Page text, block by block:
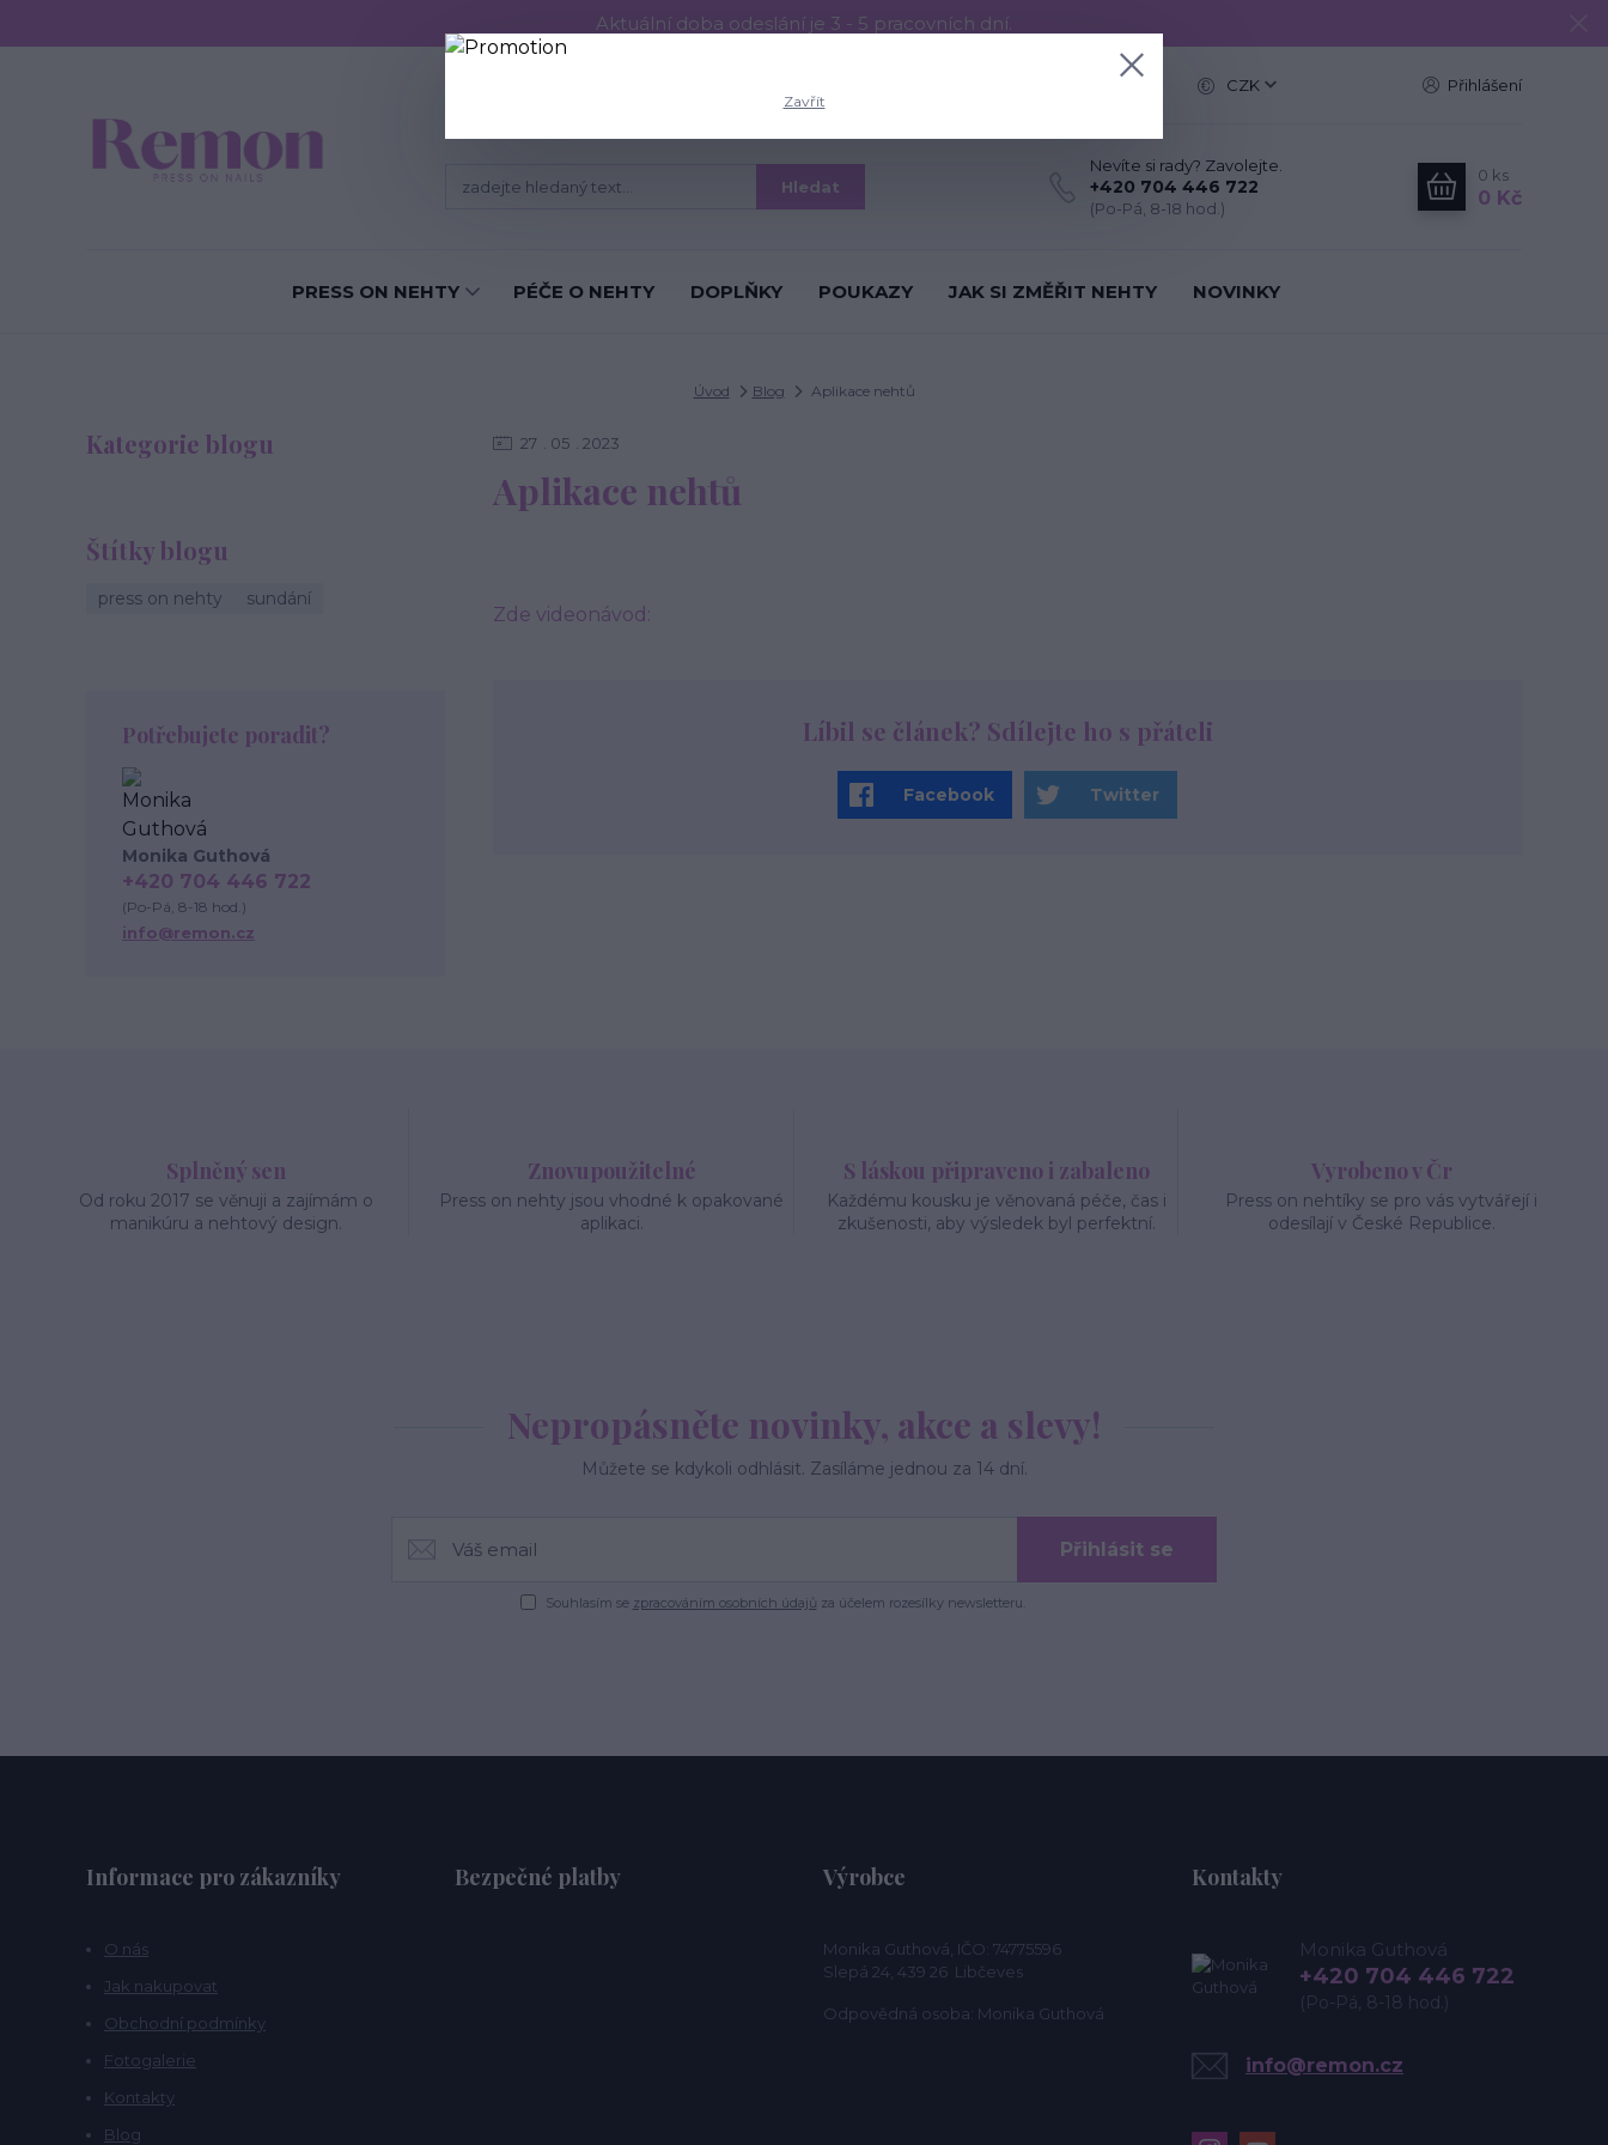
Aktuální doba odeslání je 3 - 5 pracovních dní.
CZK Přihlášení
Hledat
Nevíte si rady? Zavolejte.
+420 704 446 722
(Po-Pá, 8-18 hod.)
0 ks
0 Kč
PRESS ON NEHTY PÉČE O NEHTY DOPLŇKY POUKAZY JAK SI ZMĚŘIT NEHTY NOVINKY
Úvod Blog Aplikace nehtů
Kategorie blogu
Štítky blogu
press on nehty sundání
Potřebujete poradit?
Monika Guthová
+420 704 446 722
(Po-Pá, 8-18 hod.)
info@remon.cz
27 05 2023
Aplikace nehtů
Zde videonávod:
Líbil se článek? Sdílejte ho s přáteli
Facebook Twitter
Splněný sen
Od roku 2017 se věnuji a zajímám o
manikúru a nehtový design.
Znovupoužitelné
Press on nehty jsou vhodné k opakované
aplikaci.
S láskou připraveno i zabaleno
Každému kousku je věnovaná péče, čas i
zkušenosti, aby výsledek byl perfektní.
Vyrobeno v Čr
Press on nehtíky se pro vás vytvářejí i
odesílají v České Republice.
Nepropásněte novinky, akce a slevy!
Můžete se kdykoli odhlásit. Zasíláme jednou za 14 dní.
Přihlásit se
Souhlasím se zpracováním osobních údajů za účelem rozesílky newsletteru.
Informace pro zákazníky
O nás
Jak nakupovat
Obchodní podmínky
Fotogalerie
Kontakty
Blog
Bezpečné platby Výrobce
Monika Guthová, IČO: 74775596
Slepá 24, 439 26 Libčeves
Odpovědná osoba: Monika Guthová
Kontakty
Monika Guthová
+420 704 446 722
(Po-Pá, 8-18 hod.)
info@remon.cz
Zavřít